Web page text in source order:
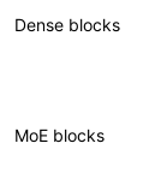
Dense blocks
MoE blocks